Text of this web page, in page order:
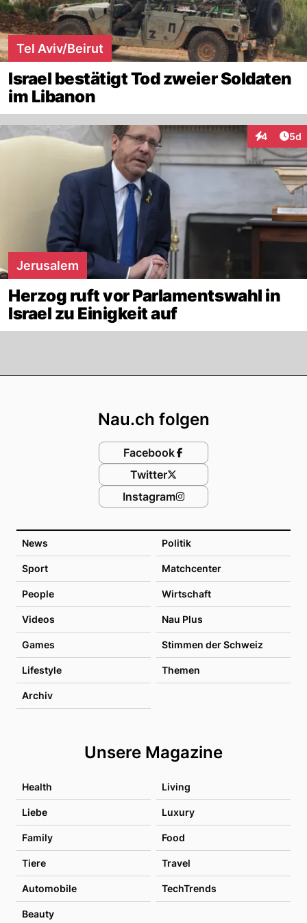
Tel Aviv/Beirut
Israel bestätigt Tod zweier Soldaten
im Libanon
4 5d
Jerusalem
Herzog ruft vor Parlamentswahl in
Israel zu Einigkeit auf
News Politik
Sport Matchcenter
People Wirtschaft
Videos Nau Plus
Games Stimmen der Schweiz
Lifestyle Themen
Archiv
Unsere Magazine
Health Living
Liebe Luxury
Family Food
Tiere Travel
Automobile TechTrends
Beauty
Nau.ch folgen
Facebook
Twitter
Instagram